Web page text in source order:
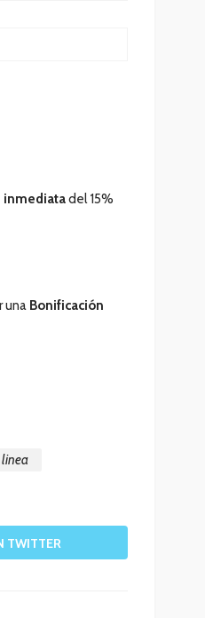
inmediatadel 15%
una Bonificación
TWITTER